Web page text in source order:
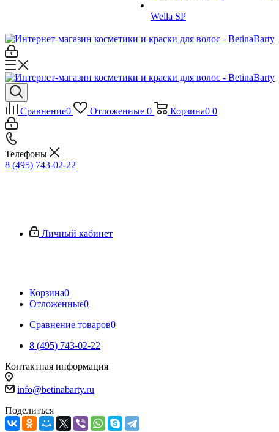
Wella SP
Сравнение0 Отложенные 0 Корзина0 0
Телефоны
8 (495) 743-02-22
Личный кабинет
Корзина0
Отложенные0
Сравнение товаров0
8 (495) 743-02-22
Контактная информация
info@betinabarty.ru
Поделиться